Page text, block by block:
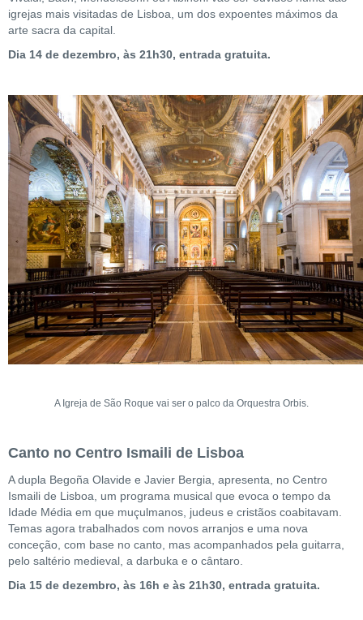
igrejas mais visitadas de Lisboa, um dos expoentes máximos da
arte sacra da capital.
Dia 14 de dezembro, às 21h30, entrada gratuita.
A Igreja de São Roque vai ser o palco da Orquestra Orbis.
Canto no Centro Ismaili de Lisboa
A dupla Begoña Olavide e Javier Bergia, apresenta, no Centro
Ismaili de Lisboa, um programa musical que evoca o tempo da
Idade Média em que muçulmanos, judeus e cristãos coabitavam.
Temas agora trabalhados com novos arranjos e uma nova
conceção, com base no canto, mas acompanhados pela guitarra,
pelo saltério medieval, a darbuka e o cântaro.
Dia 15 de dezembro, às 16h e às 21h30, entrada gratuita.